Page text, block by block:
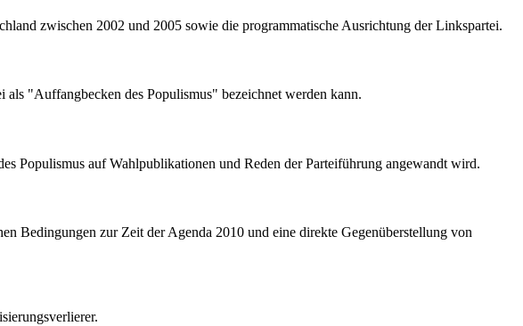
zwischen 2002 und 2005 sowie die programmatische Ausrichtung der Linkspartei.
"Auffangbecken des Populismus" bezeichnet werden kann.
Populismus auf Wahlpublikationen und Reden der Parteiführung angewandt wird.
Bedingungen zur Zeit der Agenda 2010 und eine direkte Gegenüberstellung von